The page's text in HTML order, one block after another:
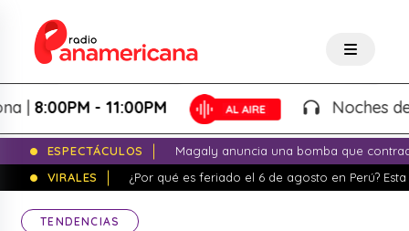
- 11:00PM Noches de
ESPECTÁCULOS
Magaly anuncia una bomba que
VIRALES
¿Por qué es feriado el 6 de agosto en Perú?
TENDENCIAS